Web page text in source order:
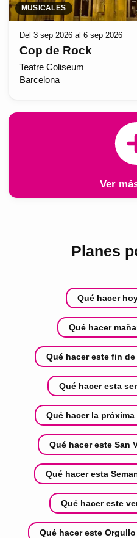
MUSICALES
Del 3 sep 2026 al 6 sep 2026
Cop de Rock
Teatre Coliseum
Barcelona
Ver
Planes
Qué hacer
Qué hacer
Qué hacer este fin
Qué hacer esta
Qué hacer la
Qué hacer este San
Qué hacer esta
Qué hacer este
Qué hacer este